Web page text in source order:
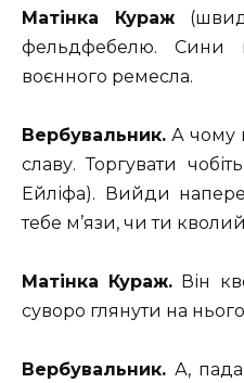
Матінка Кураж
фельдфебелю. Сини
воєнного ремесла.
Вербувальник. А чому
славу. Торгувати
Ейліфа). Вийди
тебе м’язи, чи ти
Матінка Кураж. Він
суворо глянути на
Вербувальник. А,